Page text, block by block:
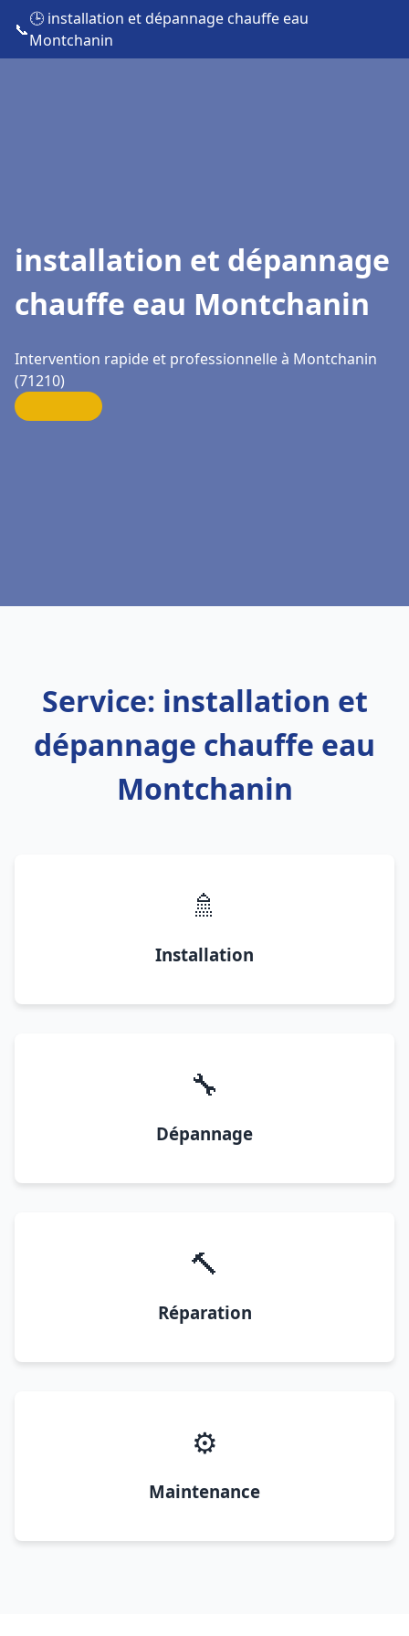
📞
🕒 installation et dépannage chauffe eau
Montchanin
installation et dépannage
chauffe eau Montchanin
Intervention rapide et professionnelle à Montchanin
(71210)
Service: installation et
dépannage chauffe eau
Montchanin
🚿
Installation
🔧
Dépannage
🔨
Réparation
⚙️
Maintenance